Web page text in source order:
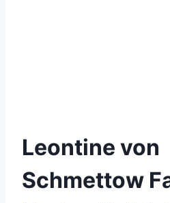
Leontine von
Schmettow